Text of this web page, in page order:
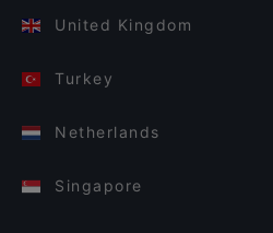
United Kingdom
Turkey
Netherlands
Singapore